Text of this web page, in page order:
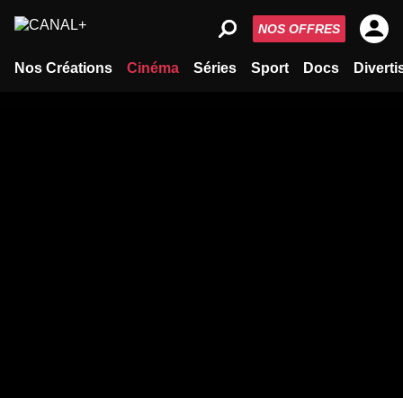
Nos Créations Cinéma Séries Sport Docs
NOS OFFRES